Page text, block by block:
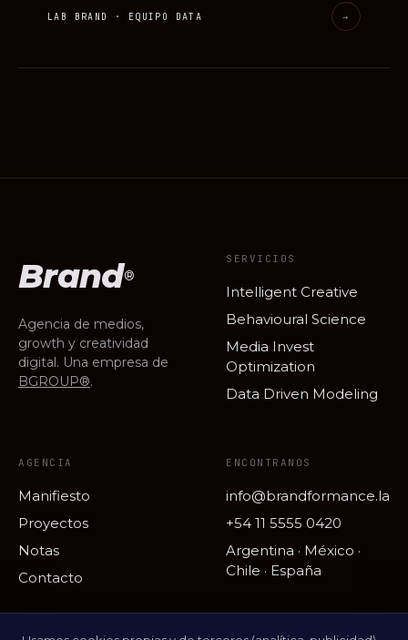
LAB BRAND · EQUIPO DATA →
Brand®
Agencia de medios,
growth y creatividad
digital. Una empresa de
BGROUP®.
SERVICIOS
Intelligent Creative
Behavioural Science
Media Invest
Optimization
Data Driven Modeling
AGENCIA
Manifiesto
Proyectos
Notas
Contacto
ENCONTRANOS
info@brandformance.la
+54 11 5555 0420
Argentina · México ·
Chile · España